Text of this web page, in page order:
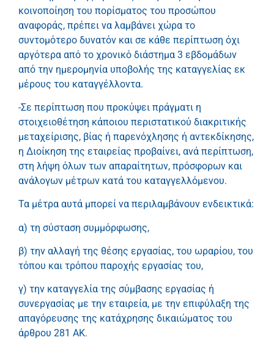
κοινοποίηση του πορίσματος του προσώπου
αναφοράς, πρέπει να λαμβάνει χώρα το
συντομότερο δυνατόν και σε κάθε περίπτωση όχι
αργότερα από το χρονικό διάστημα 3 εβδομάδων
από την ημερομηνία υποβολής της καταγγελίας εκ
μέρους του καταγγέλλοντα.
-Σε περίπτωση που προκύψει πράγματι η
στοιχειοθέτηση κάποιου περιστατικού διακριτικής
μεταχείρισης, βίας ή παρενόχλησης ή αντεκδίκησης,
η Διοίκηση της εταιρείας προβαίνει, ανά περίπτωση,
στη λήψη όλων των απαραίτητων, πρόσφορων και
ανάλογων μέτρων κατά του καταγγελλόμενου.
Τα μέτρα αυτά μπορεί να περιλαμβάνουν ενδεικτικά:
α) τη σύσταση συμμόρφωσης,
β) την αλλαγή της θέσης εργασίας, του ωραρίου, του
τόπου και τρόπου παροχής εργασίας του,
γ) την καταγγελία της σύμβασης εργασίας ή
συνεργασίας με την εταιρεία, με την επιφύλαξη της
απαγόρευσης της κατάχρησης δικαιώματος του
άρθρου 281 ΑΚ.